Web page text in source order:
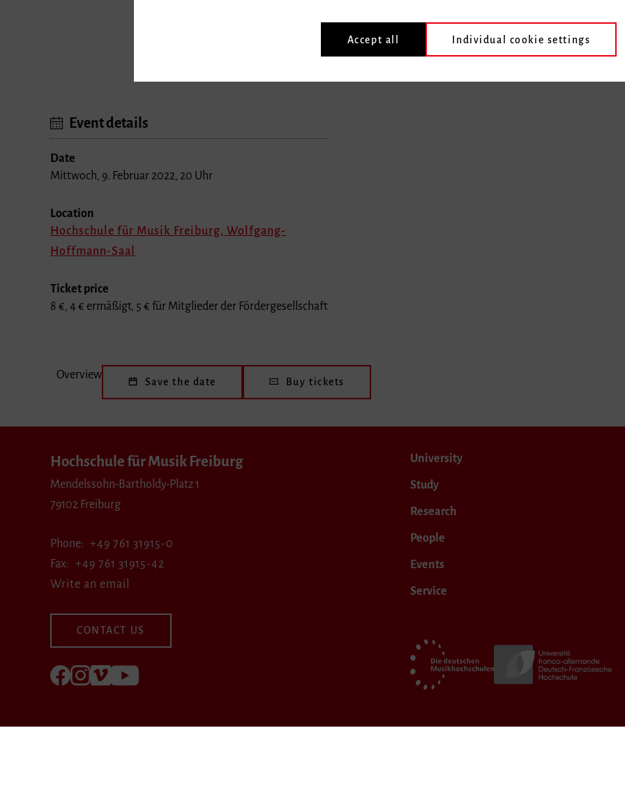
Event details
Date
Mittwoch, 9. Februar 2022, 20 Uhr
Location
Hochschule für Musik Freiburg, Wolfgang-
Hoffmann-Saal
Ticket price
8 €, 4 € ermäßigt, 5 € für Mitglieder der Fördergesellschaft
Overview
Save the date Buy tickets
Hochschule für Musik Freiburg
Mendelssohn-Bartholdy-Platz 1
79102 Freiburg
Phone
+49 761 31915-0
Fax
+49 761 31915-42
Write an email
CONTACT US
Follow us on Facebook
Follow us on Instagram
Visit us at Vimeo
University
Study
Research
People
Events
Service
Accept all Individual cookie settings